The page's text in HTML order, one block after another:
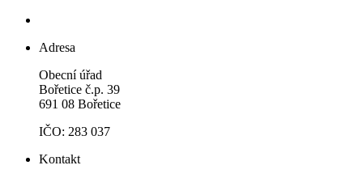
Adresa
Obecní úřad
Bořetice č.p. 39
691 08 Bořetice
IČO: 283 037
Kontakt